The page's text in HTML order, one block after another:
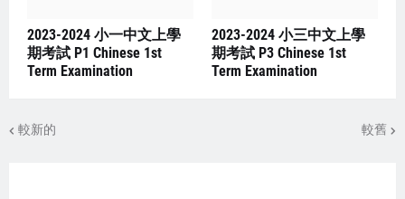
2023-2024 小一中文上學
期考試 P1 Chinese 1st
Term Examination
2023-2024 小三中文上學
期考試 P3 Chinese 1st
Term Examination
較新的 較舊